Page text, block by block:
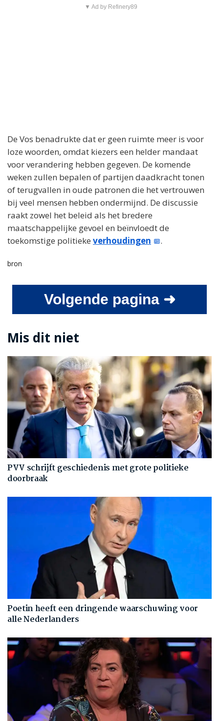
y
▼ Ad by Refinery89
De Vos benadrukte dat er geen ruimte meer is voor
loze woorden, omdat kiezers een helder mandaat
voor verandering hebben gegeven. De komende
weken zullen bepalen of partijen daadkracht tonen
of terugvallen in oude patronen die het vertrouwen
bij veel mensen hebben ondermijnd. De discussie
raakt zowel het beleid als het bredere
maatschappelijke gevoel en beïnvloedt de
toekomstige politieke verhoudingen .
bron
Volgende pagina ➜
Mis dit niet
PVV schrijft geschiedenis met grote politieke
doorbraak
Poetin heeft een dringende waarschuwing voor
alle Nederlanders